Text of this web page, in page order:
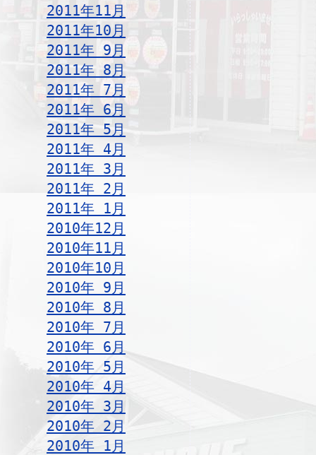
2011年11月
2011年10月
2011年 9月
2011年 8月
2011年 7月
2011年 6月
2011年 5月
2011年 4月
2011年 3月
2011年 2月
2011年 1月
2010年12月
2010年11月
2010年10月
2010年 9月
2010年 8月
2010年 7月
2010年 6月
2010年 5月
2010年 4月
2010年 3月
2010年 2月
2010年 1月